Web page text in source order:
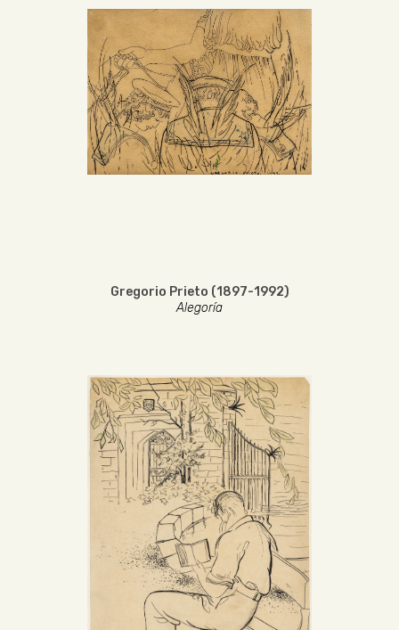
Gregorio Prieto (1897-1992)
Alegoría